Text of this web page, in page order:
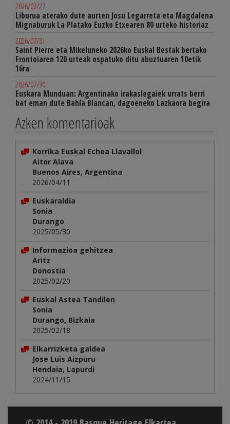
2026/07/27
Liburua aterako dute aurten Josu Legarreta eta Magdalena
Mignaburuk La Platako Euzko Etxearen 80 urteko historiaz
2026/07/31
Saint Pierre eta Mikeluneko 2026ko Euskal Bestak bertako
Frontoiaren 120 urteak ospatuko ditu abuztuaren 10etik
16ra
2026/07/30
Euskara Munduan: Argentinako irakaslegaiek urrats berri
bat eman dute Bahía Blancan, dagoeneko Lazkaora begira
Azken komentarioak
Korrika Euskal Echea Llavallol
Aitor Alava
Buenos Aires, Argentina
2026/04/11
Euskaraldia
Sonia
Durango
2025/05/30
Informazioa gehitzea
Aritz
Donostia
2025/02/20
Euskal Astea Tandilen
Sonia
Durango, Bizkaia
2025/02/18
Elkarrizketa galdea
Jose Luis Aizpuru
Hendaia, Lapurdi
2024/11/15